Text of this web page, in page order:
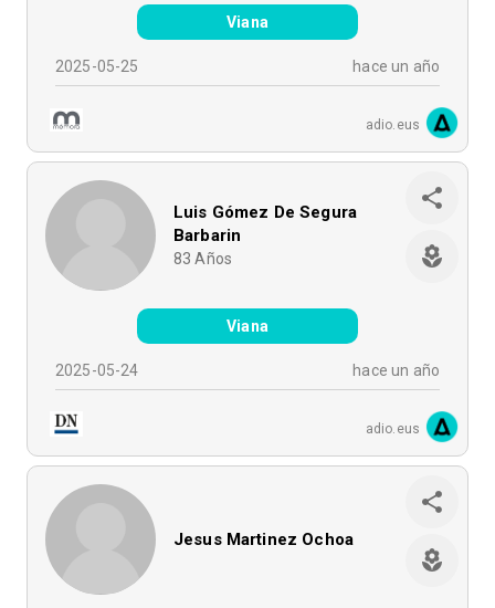
Viana
2025-05-25 hace un año
adio.eus
Luis Gómez De Segura
Barbarin
83 Años
Viana
2025-05-24 hace un año
adio.eus
Jesus Martinez Ochoa